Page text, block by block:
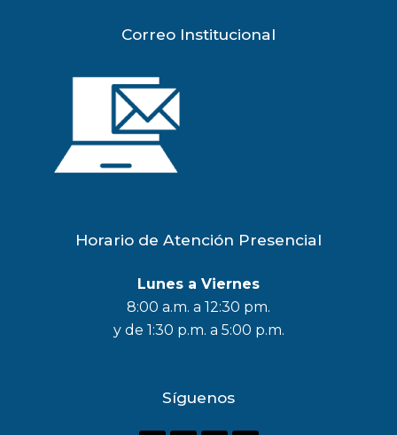
Correo Institucional
Horario de Atención Presencial
Lunes a Viernes
8:00 a.m. a 12:30 pm.
y de 1:30 p.m. a 5:00 p.m.
Síguenos